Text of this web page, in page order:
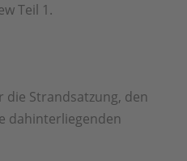
Teil 1.
die Strandsatzung, den
dahinterliegenden